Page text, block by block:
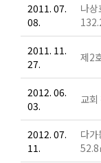
2011. 07.
08.
나
2011. 11.
27.
제2
2012. 06.
03.
교
2012. 07.
11.
다